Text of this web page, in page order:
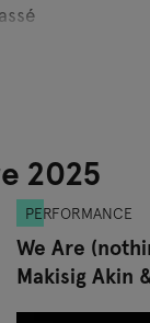
la question
nous ne
les
manifeste
2025
PERFORMANCE
We Are
Makisig Akin